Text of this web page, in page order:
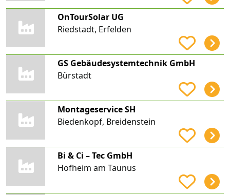
OnTourSolar UG
Riedstadt, Erfelden
GS Gebäudesystemtechnik GmbH
Bürstadt
Montageservice SH
Biedenkopf, Breidenstein
Bi & Ci – Tec GmbH
Hofheim am Taunus